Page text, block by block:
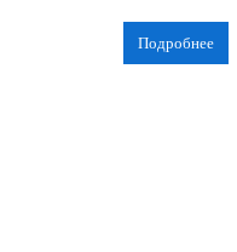
Подробнее